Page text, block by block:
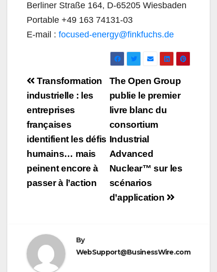
Berliner Straße 164, D-65205 Wiesbaden
Portable +49 163 74131-03
E-mail : focused-energy@finkfuchs.de
Navigation
de
l’article
The Open Group
publie le premier
livre blanc du
consortium
Industrial
Advanced
Nuclear™ sur les
scénarios
d’application
Transformation
industrielle : les
entreprises
françaises
identifient les défis
humains… mais
peinent encore à
passer à l’action
By
WebSupport@BusinessWire.com